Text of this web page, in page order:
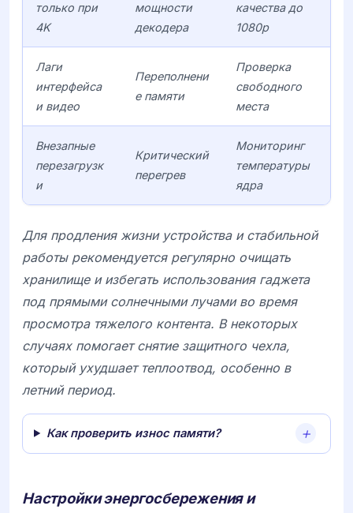
только при
4K
мощности
декодера
качества до
1080p
Лаги
интерфейса
и видео
Переполнени
е памяти
Проверка
свободного
места
Внезапные
перезагрузк
и
Критический
перегрев
Мониторинг
температуры
ядра
Для продления жизни устройства и стабильной
работы рекомендуется регулярно очищать
хранилище и избегать использования гаджета
под прямыми солнечными лучами во время
просмотра тяжелого контента. В некоторых
случаях помогает снятие защитного чехла,
который ухудшает теплоотвод, особенно в
летний период.
Как проверить износ памяти?
Настройки энергосбережения и